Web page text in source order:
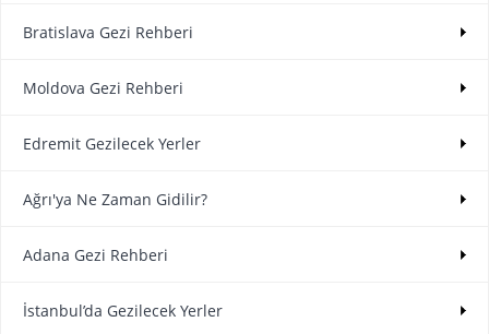
Bratislava Gezi Rehberi
Moldova Gezi Rehberi
Edremit Gezilecek Yerler
Ağrı'ya Ne Zaman Gidilir?
Adana Gezi Rehberi
İstanbul’da Gezilecek Yerler